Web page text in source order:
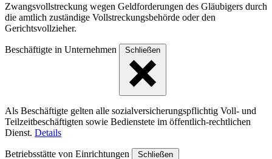
Zwangsvollstreckung wegen Geldforderungen des Gläubigers durch
die amtlich zuständige Vollstreckungsbehörde oder den
Gerichtsvollzieher.
Beschäftigte in Unternehmen Schließen
Als Beschäftigte gelten alle sozialversicherungspflichtig Voll- und
Teilzeitbeschäftigten sowie Bedienstete im öffentlich-rechtlichen
Dienst. Details
Betriebsstätte von Einrichtungen Schließen